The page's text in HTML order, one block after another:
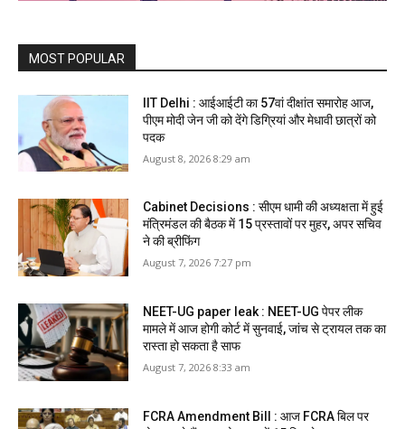
MOST POPULAR
IIT Delhi : आईआईटी का 57वां दीक्षांत समारोह आज,
पीएम मोदी जेन जी को देंगे डिग्रियां और मेधावी छात्रों को
पदक
August 8, 2026 8:29 am
Cabinet Decisions : सीएम धामी की अध्यक्षता में हुई
मंत्रिमंडल की बैठक में 15 प्रस्तावों पर मुहर, अपर सचिव
ने की ब्रीफिंग
August 7, 2026 7:27 pm
NEET-UG paper leak : NEET-UG पेपर लीक
मामले में आज होगी कोर्ट में सुनवाई, जांच से ट्रायल तक का
रास्ता हो सकता है साफ
August 7, 2026 8:33 am
FCRA Amendment Bill : आज FCRA बिल पर